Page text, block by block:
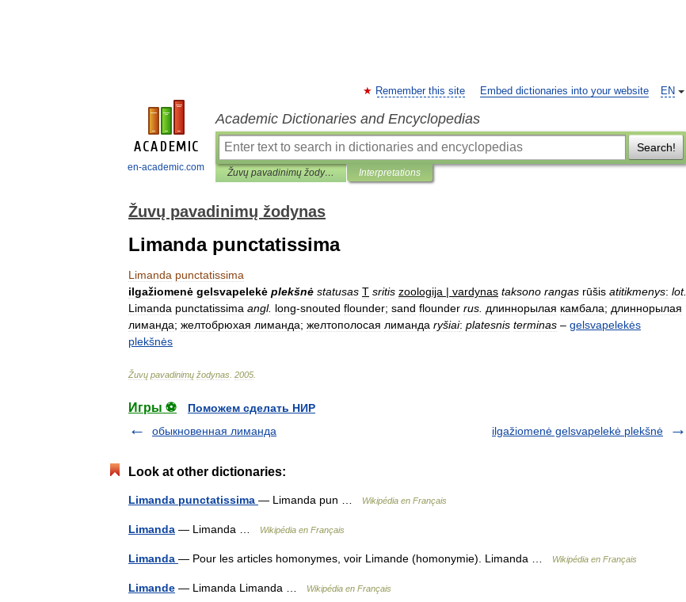
en-academic.com
EN
Remember this site Embed dictionaries into your website
Academic Dictionaries and Encyclopedias
Search!
Žuvų pavadinimų žodynas Interpretations
Žuvų pavadinimų žodynas
Limanda punctatissima
Limanda punctatissima
ilgažiomenė gelsvapelekė plekšnė statusas T sritis zoologija | vardynas taksono rangas rūšis atitikmenys: lot.
Limanda punctatissima angl. long-snouted flounder; sand flounder rus длиннорылая камбала; длиннорылая
лиманда; желтобрюхая лиманда; желтополосая лиманда ryšiai: platesnis terminas – gelsvapelekės
plekšnės
Žuvų pavadinimų žodynas 2005
Игры ⚽
Поможем сделать НИР
обыкновенная лиманда
ilgažiomenė gelsvapelekė plekšnė
Look at other dictionaries:
Limanda punctatissima — Limanda pun … Wikipédia en Français
Limanda — Limanda … Wikipédia en Français
Limanda — Pour les articles homonymes, voir Limande (homonymie). Limanda … Wikipédia en Français
Limande — Limanda Limanda … Wikipédia en Français